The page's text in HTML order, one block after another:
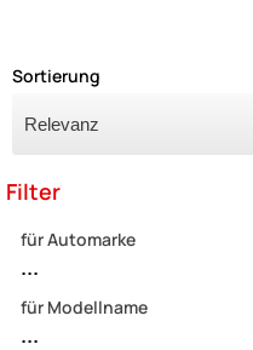
Sortierung
Filter
für Automarke
...
Alfa Romeo
für Modellname
...